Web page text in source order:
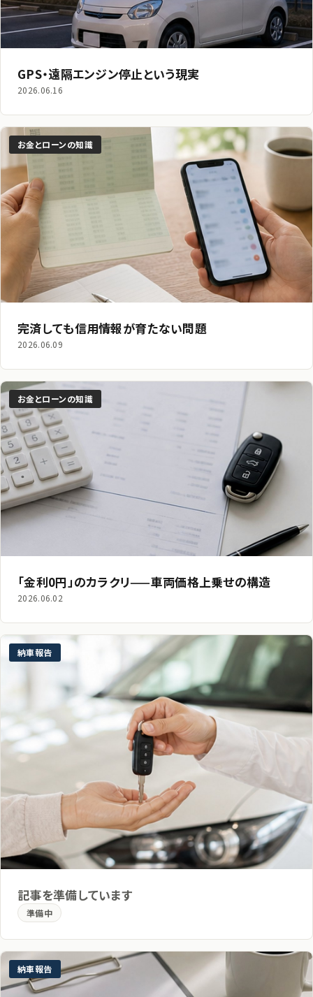
GPS・遠隔エンジン停止という現実
2026.06.16
お金とローンの知識
完済しても信用情報が育たない問題
2026.06.09
お金とローンの知識
「金利0円」のカラクリ——車両価格上乗せの構造
2026.06.02
納車報告
記事を準備しています
準備中
納車報告